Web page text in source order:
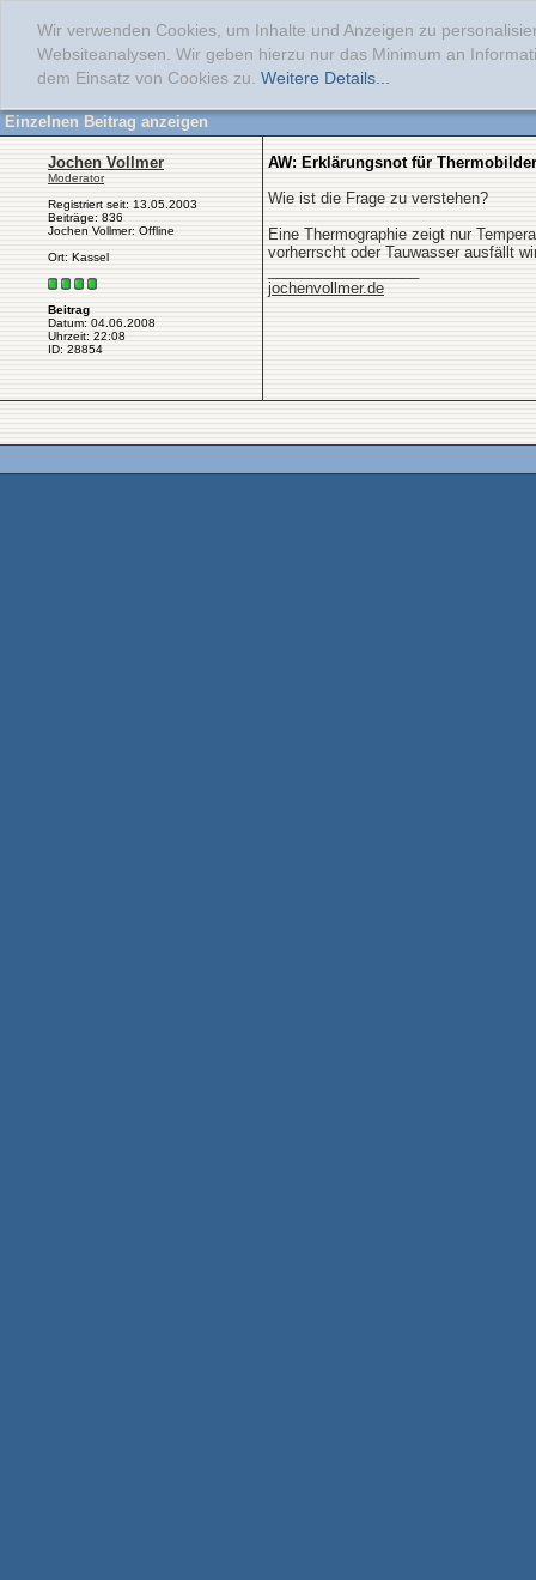
Wir verwenden Cookies, um Inhalte und Anzeigen zu
Websiteanalysen. Wir geben hierzu nur das Minimum an
dem Einsatz von Cookies zu. Weitere Details...
Einzelnen Beitrag anzeigen
Jochen Vollmer
Moderator
Registriert seit: 13.05.2003
Beiträge: 836
Jochen Vollmer: Offline
Ort: Kassel
Beitrag
Datum: 04.06.2008
Uhrzeit: 22:08
ID: 28854
AW: Erklärungsnot für Thermobilder
Wie ist die Frage zu verstehen?
Eine Thermographie zeigt nur
vorherrscht oder Tauwasser ausfällt
jochenvollmer.de